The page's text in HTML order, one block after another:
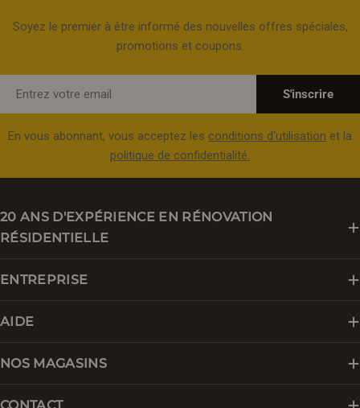
Soyez le premier à être informé des nouvelles offres spéciales,
promotions et coupons.
S'inscrire
En vous abonnant, vous acceptez les conditions d'utilisation et la
politique de confidentialité.
20 ANS D'EXPÉRIENCE EN RÉNOVATION
RÉSIDENTIELLE
ENTREPRISE
AIDE
NOS MAGASINS
CONTACT